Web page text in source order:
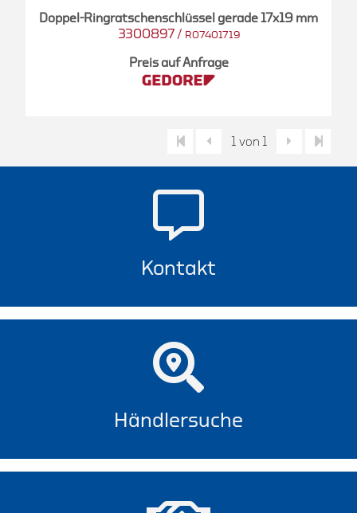
Doppel-Ringratschenschlüssel gerade 17x19 mm
3300897 / R07401719
Preis auf Anfrage
1 von 1
Kontakt
Händlersuche